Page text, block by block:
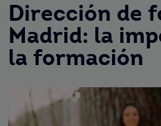
Dirección de
Madrid: la
la formación